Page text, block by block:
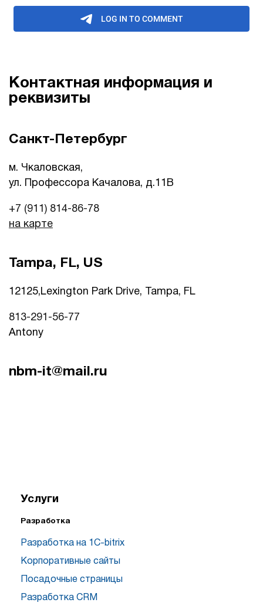
Контактная информация и
реквизиты
Санкт-Петербург
м. Чкаловская,
ул. Профессора Качалова, д.11B
+7 (911) 814-86-78
на карте
Tampa, FL, US
12125,Lexington Park Drive, Tampa, FL
813-291-56-77
Antony
nbm-it@mail.ru
Услуги
Разработка
Разработка на 1C-bitrix
Корпоративные сайты
Посадочные страницы
Разработка CRM